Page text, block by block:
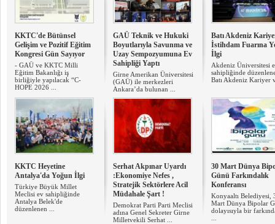
KKTC'de Bütünsel
Gelişim ve Pozitif Eğitim
Kongresi Gün Sayıyor
- GAÜ ve KKTC Milli
Eğitim Bakanlığı iş
birliğiyle yapılacak “C-
HOPE 2026 ...
GAÜ Teknik ve Hukuki
Boyutlarıyla Savunma ve
Uzay Sempozyumuna Ev
Sahipliği Yaptı
Girne Amerikan Üniversitesi
(GAÜ) ile merkezleri
Ankara’da bulunan ...
Batı Akdeniz
İstihdam Fuarına
İlgi
Akdeniz Üniversitesi
sahipliğinde
Batı Akdeniz Kariyer
KKTC Heyetine
Antalya'da Yoğun İlgi
Türkiye Büyük Millet
Meclisi ev sahipliğinde
Antalya Belek'de
düzenlenen ...
Serhat Akpınar Uyardı
:Ekonomiye Nefes ,
Stratejik Sektörlere Acil
Müdahale Şart !
Demokrat Parti Parti Meclisi
adına Genel Sekreter Girne
Milletvekili Serhat ...
30 Mart Dünya
Günü Farkındalık
Konferansı
Konyaaltı Belediyesi,
Mart Dünya Bipolar
dolayısıyla bir